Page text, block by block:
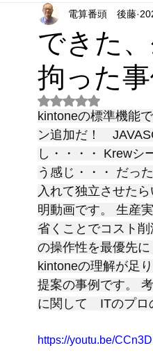
できた
拘った
電算番頭 後藤
5つ星のうちNaN
kintoneの標準機能
ン追加だ！　
し・・・・ Krewシ
う感じ・・・ だっ
入れて独立させた
明動画です。 生産
省くことでコスト
の操作性を最優先
kintoneの理解が足
提案の事例です。
に関して　ITのプ
https://youtu.be/